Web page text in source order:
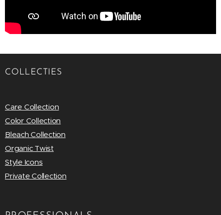
COLLECTIES
Care Collection
Color Collection
Bleach Collection
Organic Twist
Style Icons
Private Collection